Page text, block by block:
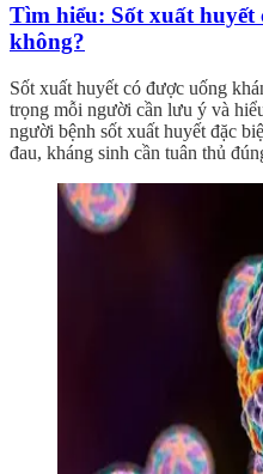
Tìm hiểu: Sốt xuất huyết
không?
Sốt xuất huyết có được uống
trọng mỗi người cần lưu ý và
người bệnh sốt xuất huyết đặc
đau, kháng sinh cần tuân thủ